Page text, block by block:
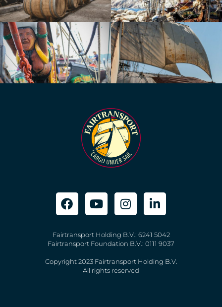
Fairtransport Holding B.V.: 6241 5042
Fairtransport Foundation B.V.: 0111 9037
Copyright 2023 Fairtransport Holding B.V.
All rights reserved